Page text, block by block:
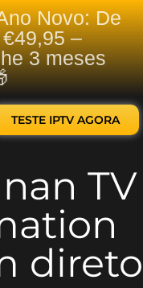
Novo: De
–
3 meses
TESTE IPTV AGORA
TV
direto